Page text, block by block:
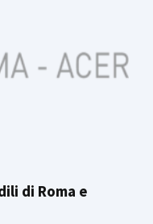
di Roma e